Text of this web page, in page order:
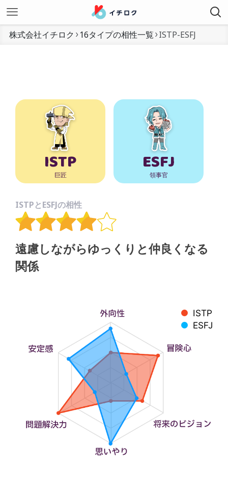
株式会社イチロク 16タイプの相性一覧 ISTP-ESFJ
ISTP
巨匠 ESFJ
領事官
ISTPとESFJの相性
遠慮しながらゆっくりと仲良くなる
関係
ISTP
ESFJ